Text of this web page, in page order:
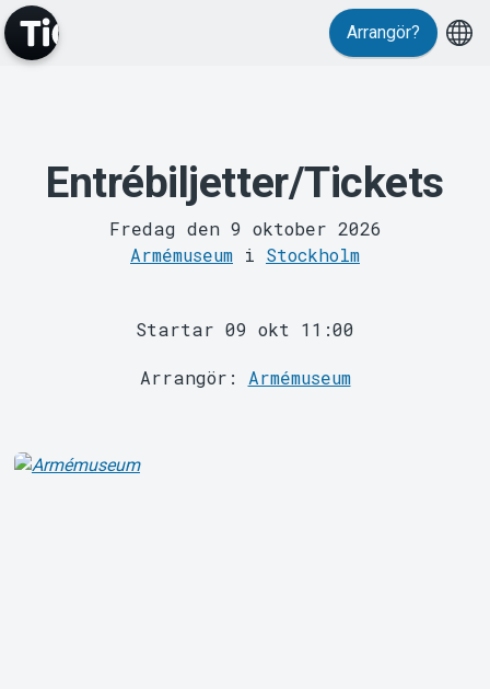
MyTickster
Support
Arrangör?
Entrébiljetter/Tickets
Fredag den 9 oktober 2026
Armémuseum i Stockholm
Startar 09 okt 11:00
Arrangör: Armémuseum